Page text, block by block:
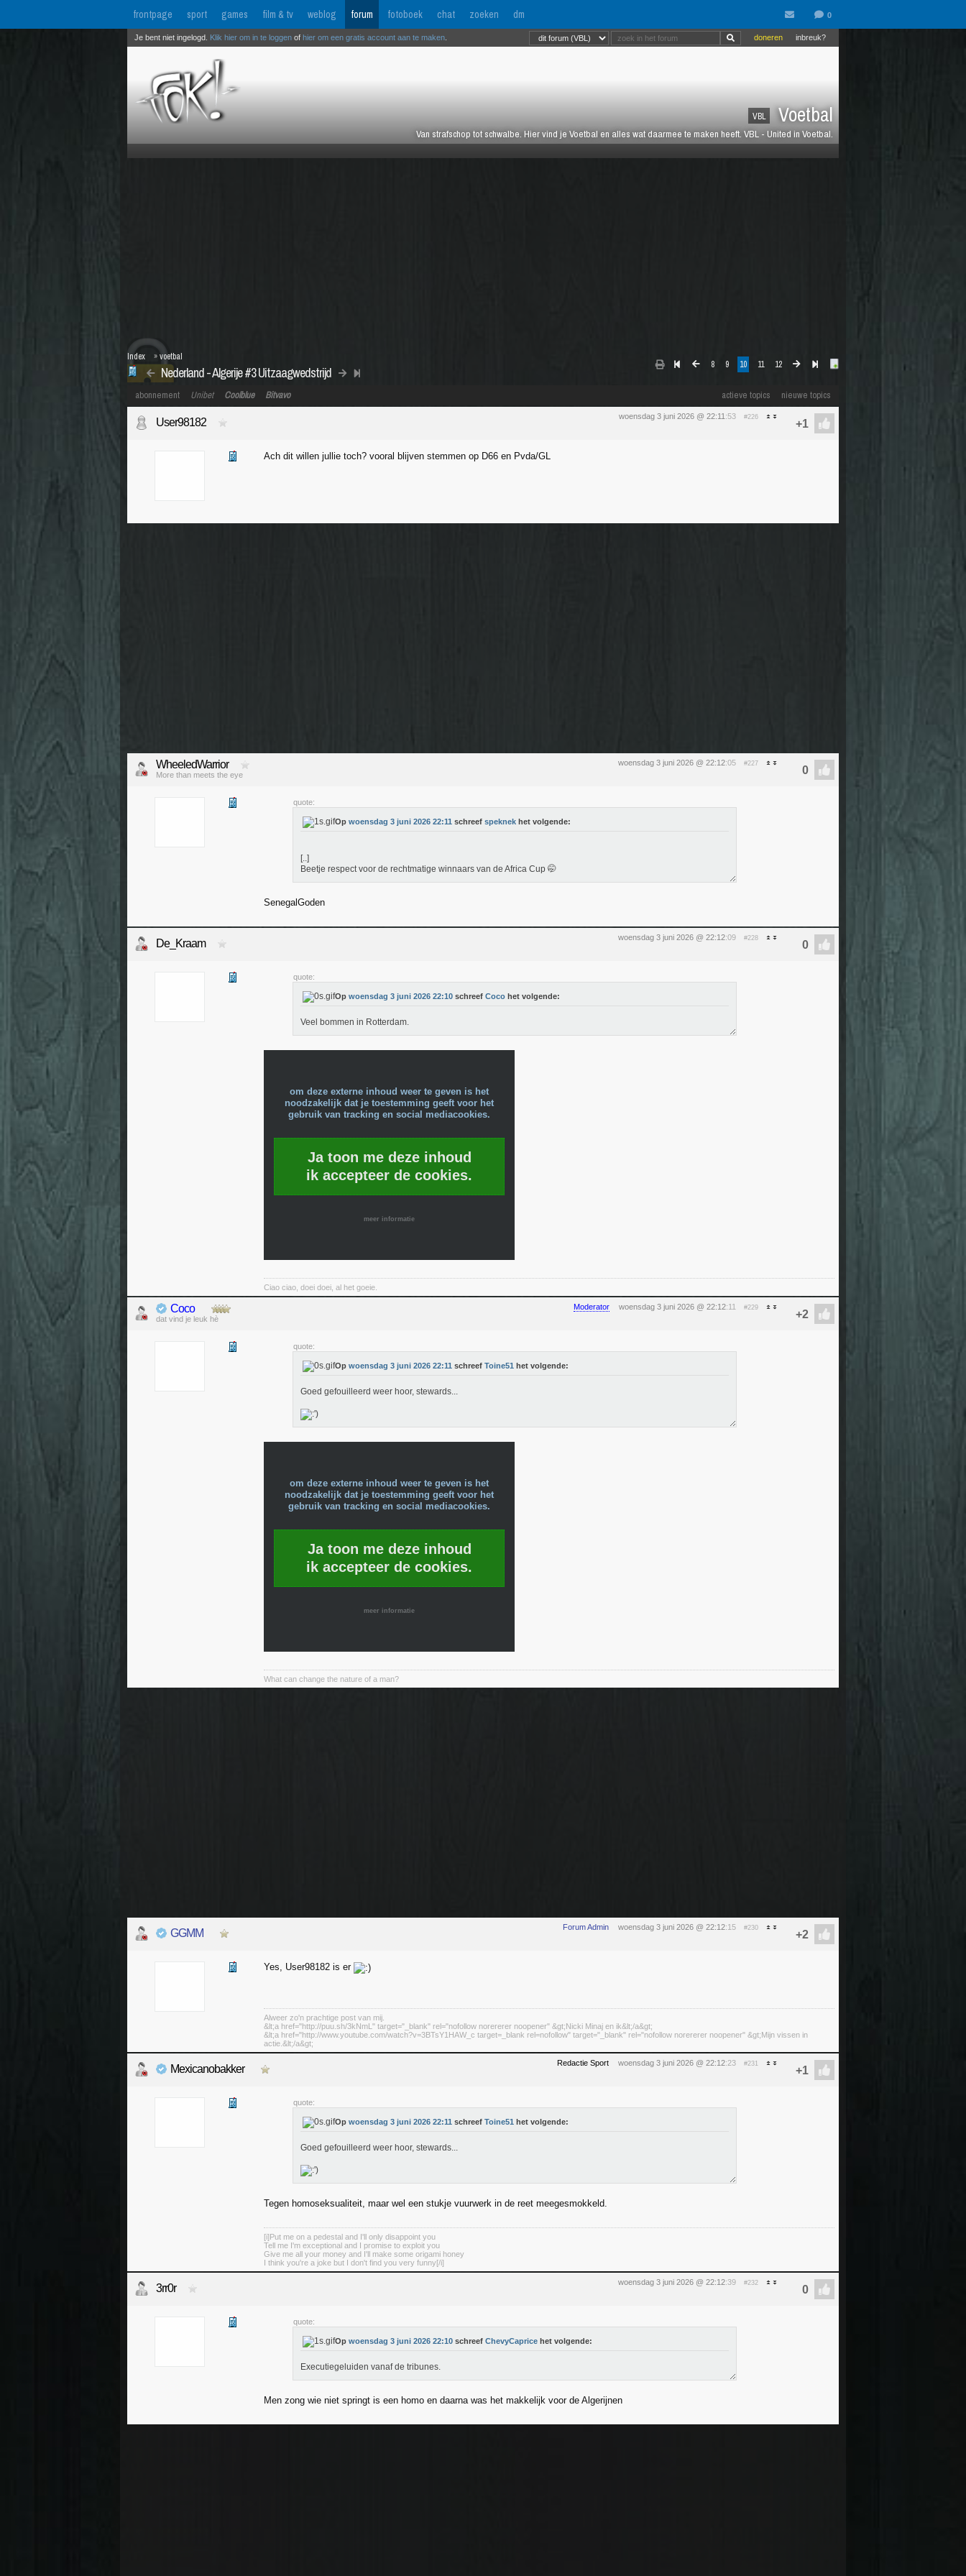
frontpage sport games film & tv weblog forum fotoboek chat zoeken dm
VBL Voetbal
Van strafschop tot schwalbe. Hier vind je Voetbal en alles wat daarmee te maken heeft. VBL - United in Voetbal.
inbreuk?
doneren
Je bent niet ingelogd. Klik hier om in te loggen of hier om een gratis account aan te maken
8 9 10 11 12
Nederland - Algerije #3 Uitzaagwedstrijd
Index »voetbal
actieve topics nieuwe topics
abonnement Unibet Coolblue Bitvavo
woensdag 3 juni 2026 @ 22:11 :53 #226
User98182
Ach dit willen jullie toch? vooral blijven stemmen op D66 en Pvda/GL
woensdag 3 juni 2026 @ 22:12:05 #227
WheeledWarrior
More than meets the eye
quote:
Op woensdag 3 juni 2026 22:11 schreef speknek het volgende:
[..]
Beetje respect voor de rechtmatige winnaars van de Africa Cup 🤭
SenegalGoden
woensdag 3 juni 2026 @ 22:12:09 #228
De_Kraam
quote:
Op woensdag 3 juni 2026 22:10 schreef Coco het volgende:
Veel bommen in Rotterdam.
om deze externe inhoud weer te geven is het
noodzakelijk dat je toestemming geeft voor het
gebruik van tracking en social mediacookies.
Ja toon me deze inhoud
ik accepteer de cookies.
meer informatie
Ciao ciao, doei doei, al het goeie.
Moderator woensdag 3 juni 2026 @ 22:12:11 #229
Coco
dat vind je leuk hè
quote:
Op woensdag 3 juni 2026 22:11 schreef Toine51 het volgende:
Goed gefouilleerd weer hoor, stewards...
om deze externe inhoud weer te geven is het
noodzakelijk dat je toestemming geeft voor het
gebruik van tracking en social mediacookies.
Ja toon me deze inhoud
ik accepteer de cookies.
meer informatie
What can change the nature of a man?
Forum Admin woensdag 3 juni 2026 @ 22:12:15 #230
GGMM
Yes, User98182 is er
Alweer zo'n prachtige post van mij.
&lt;a href="http://puu.sh/3kNmL" target="_blank" rel="nofollow norererer noopener" &gt;Nicki Minaj en ik&lt;/a&gt;
&lt;a href="http://www.youtube.com/watch?v=3BTsY1HAW_c target=_blank rel=nofollow" target="_blank" rel="nofollow norererer noopener" &gt;Mijn vissen in
actie.&lt;/a&gt;
Redactie Sport woensdag 3 juni 2026 @ 22:12:23 #231
Mexicanobakker
quote:
Op woensdag 3 juni 2026 22:11 schreef Toine51 het volgende:
Goed gefouilleerd weer hoor, stewards...
Tegen homoseksualiteit, maar wel een stukje vuurwerk in de reet meegesmokkeld.
[i]Put me on a pedestal and I'll only disappoint you
Tell me I'm exceptional and I promise to exploit you
Give me all your money and I'll make some origami honey
I think you're a joke but I don't find you very funny[/i]
woensdag 3 juni 2026 @ 22:12:39 #232
3rr0r
quote:
Op woensdag 3 juni 2026 22:10 schreef ChevyCaprice het volgende:
Executiegeluiden vanaf de tribunes.
Men zong wie niet springt is een homo en daarna was het makkelijk voor de Algerijnen